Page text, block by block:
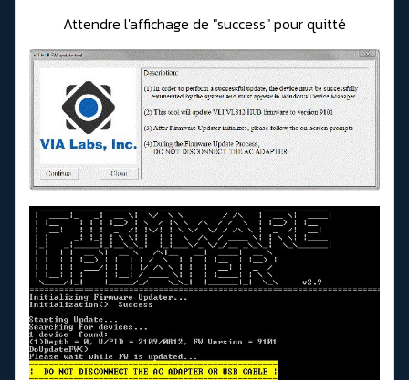
Attendre l'affichage de "success" pour quitté